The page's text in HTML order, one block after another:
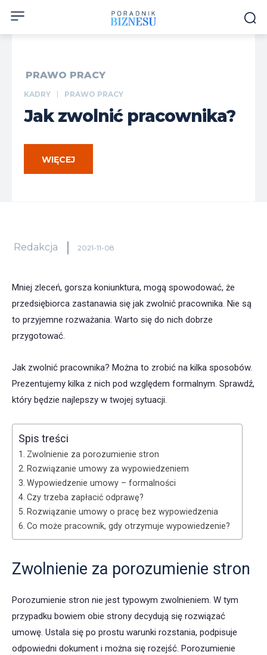
PRAWO PRACY
KADRY PRAWO PRACY
Jak zwolnić pracownika?
WIĘCEJ
Redakcja 2021-11-08
Mniej zleceń, gorsza koniunktura, mogą spowodować, że
przedsiębiorca zastanawia się jak zwolnić pracownika. Nie są
to przyjemne rozważania. Warto się do nich dobrze
przygotować.
Jak zwolnić pracownika? Można to zrobić na kilka sposobów.
Prezentujemy kilka z nich pod względem formalnym. Sprawdź,
który będzie najlepszy w twojej sytuacji.
Spis treści
Zwolnienie za porozumienie stron
Rozwiązanie umowy za wypowiedzeniem
Wypowiedzenie umowy – formalności
Czy trzeba zapłacić odprawę?
Rozwiązanie umowy o pracę bez wypowiedzenia
Co może pracownik, gdy otrzymuje wypowiedzenie?
Zwolnienie za porozumienie stron
Porozumienie stron nie jest typowym zwolnieniem. W tym
przypadku bowiem obie strony decydują się rozwiązać
umowę. Ustala się po prostu warunki rozstania, podpisuje
odpowiedni dokument i można się rozejść. Porozumienie